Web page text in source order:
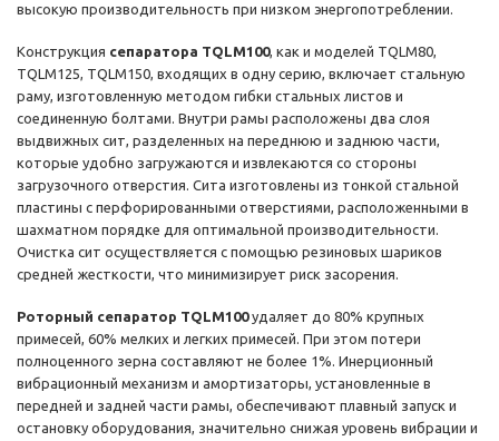
высокую производительность при низком энергопотреблении.
Конструкция сепаратора TQLM100, как и моделей TQLM80,
TQLM125, TQLM150, входящих в одну серию, включает стальную
раму, изготовленную методом гибки стальных листов и
соединенную болтами. Внутри рамы расположены два слоя
выдвижных сит, разделенных на переднюю и заднюю части,
которые удобно загружаются и извлекаются со стороны
загрузочного отверстия. Сита изготовлены из тонкой стальной
пластины с перфорированными отверстиями, расположенными в
шахматном порядке для оптимальной производительности.
Очистка сит осуществляется с помощью резиновых шариков
средней жесткости, что минимизирует риск засорения.
Роторный сепаратор TQLM100удаляет до 80% крупных
примесей, 60% мелких и легких примесей. При этом потери
полноценного зерна составляют не более 1%. Инерционный
вибрационный механизм и амортизаторы, установленные в
передней и задней части рамы, обеспечивают плавный запуск и
остановку оборудования, значительно снижая уровень вибрации и